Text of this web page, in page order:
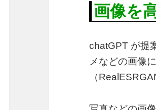
画像を
chatGPT が提
メなどの画像
（